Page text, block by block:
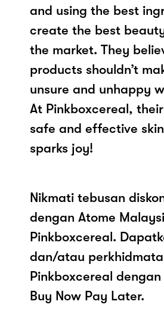
and using the best
create the best
the market. They
products shouldn’t
unsure and unhappy
At Pinkboxcereal,
safe and effective
sparks joy!
Nikmati tebusan
dengan Atome
Pinkboxcereal.
dan/atau
Pinkboxcereal
Buy Now Pay Later.